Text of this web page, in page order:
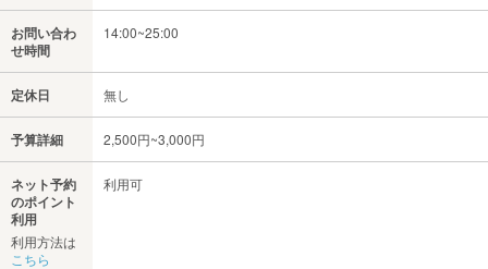
お問い合わ
せ時間
14:00~25:00
定休日 無し
予算詳細 2,500円~3,000円
ネット予約
のポイント
利用
利用方法は
こちら
利用可